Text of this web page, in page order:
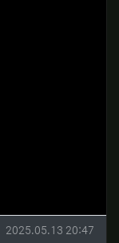
작성일
2025.05.13 20:47